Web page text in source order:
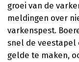
groei van de
meldingen over
varkenspest.
snel de veestapel
gelde te maken,